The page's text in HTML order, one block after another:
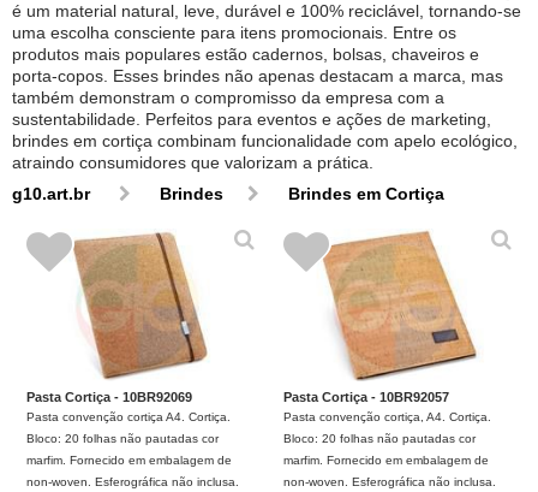
é um material natural, leve, durável e 100% reciclável, tornando-se
uma escolha consciente para itens promocionais. Entre os
produtos mais populares estão cadernos, bolsas, chaveiros e
porta-copos. Esses brindes não apenas destacam a marca, mas
também demonstram o compromisso da empresa com a
sustentabilidade. Perfeitos para eventos e ações de marketing,
brindes em cortiça combinam funcionalidade com apelo ecológico,
atraindo consumidores que valorizam a prática.
g10.art.br
Brindes Brindes em Cortiça
Pasta Cortiça - 10BR92069
Pasta convenção cortiça A4. Cortiça.
Bloco: 20 folhas não pautadas cor
marfim. Fornecido em embalagem de
non-woven. Esferográfica não inclusa.
Pasta Cortiça - 10BR92057
Pasta convenção cortiça, A4. Cortiça.
Bloco: 20 folhas não pautadas cor
marfim. Fornecido em embalagem de
non-woven. Esferográfica não inclusa.